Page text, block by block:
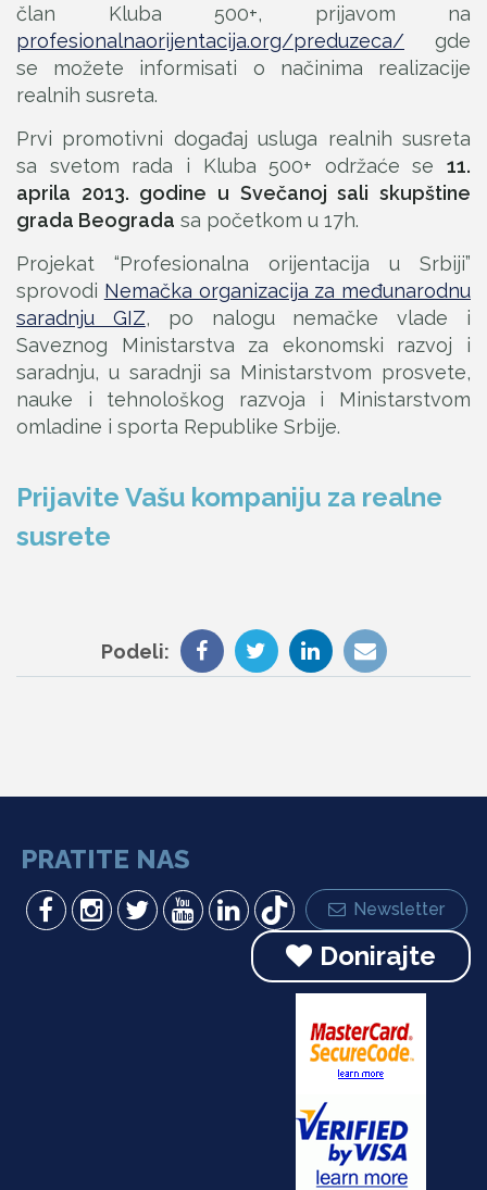
član Kluba 500+, prijavom na
profesionalnaorijentacija.org/preduzeca/ gde
se možete informisati o načinima realizacije
realnih susreta.
Prvi promotivni događaj usluga realnih susreta
sa svetom rada i Kluba 500+ održaće se 11.
aprila 2013. godine u Svečanoj sali skupštine
grada Beograda sa početkom u 17h.
Projekat “Profesionalna orijentacija u Srbiji”
sprovodi Nemačka organizacija za međunarodnu
saradnju GIZ, po nalogu nemačke vlade i
Saveznog Ministarstva za ekonomski razvoj i
saradnju, u saradnji sa Ministarstvom prosvete,
nauke i tehnološkog razvoja i Ministarstvom
omladine i sporta Republike Srbije.
Prijavite Vašu kompaniju za realne
susrete
Podeli:
PRATITE NAS
Newsletter
Donirajte